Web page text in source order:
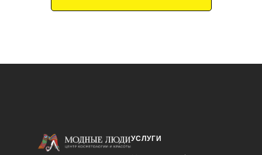
УСЛУГИ